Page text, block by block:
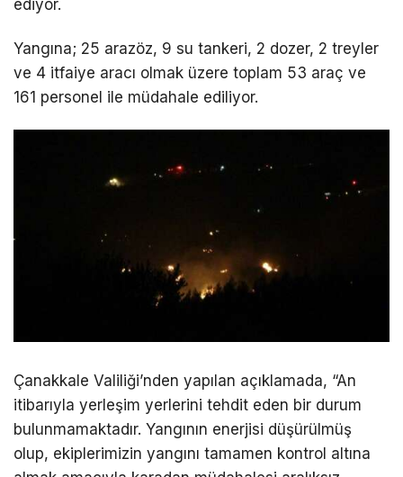
ediyor.
Yangına; 25 arazöz, 9 su tankeri, 2 dozer, 2 treyler
ve 4 itfaiye aracı olmak üzere toplam 53 araç ve
161 personel ile müdahale ediliyor.
Çanakkale Valiliği’nden yapılan açıklamada, “An
itibarıyla yerleşim yerlerini tehdit eden bir durum
bulunmamaktadır. Yangının enerjisi düşürülmüş
olup, ekiplerimizin yangını tamamen kontrol altına